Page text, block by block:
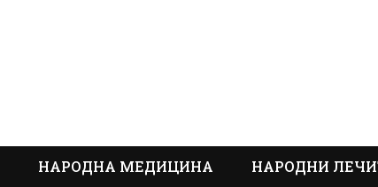
НАРОДНА МЕДИЦИНА НАРОДНИ